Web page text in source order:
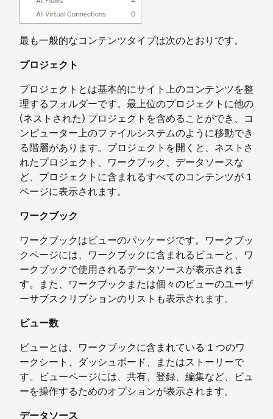
最も一般的なコンテンツタイプは次のとおりです。
プロジェクト
プロジェクトとは基本的にサイト上のコンテンツを整
理するフォルダーです。最上位のプロジェクトに他の
(ネストされた) プロジェクトを含めることができ、コ
ンピューター上のファイルシステムのように移動でき
る階層があります。プロジェクトを開くと、ネストさ
れたプロジェクト、ワークブック、データソースな
ど、プロジェクトに含まれるすべてのコンテンツが 1
ページに表示されます。
ワークブック
ワークブックはビューのパッケージです。ワークブッ
クページには、ワークブックに含まれるビューと、ワ
ークブックで使用されるデータソースが表示されま
す。また、ワークブックまたは個々のビューのユーザ
ーサブスクリプションのリストも表示されます。
ビュー数
ビューとは、ワークブックに含まれている 1 つのワ
ークシート、ダッシュボード、またはストーリーで
す。ビューページには、共有、登録、編集など、ビュ
ーを操作するためのオプションが表示されます。
データソース